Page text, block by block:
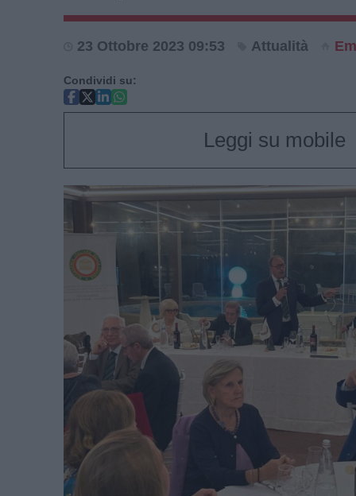
23 Ottobre 2023 09:53 Attualità
Condividi su:
Leggi su mobile